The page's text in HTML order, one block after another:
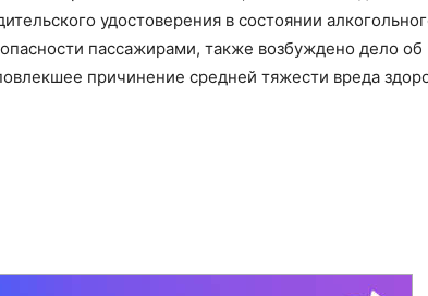
удостоверения в состоянии
пассажирами, также возбуждено дело об
причинение средней тяжести вреда